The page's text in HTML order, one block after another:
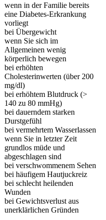
wenn in der Familie bereits
eine Diabetes-Erkrankung
vorliegt
bei Übergewicht
wenn Sie sich im
Allgemeinen wenig
körperlich bewegen
bei erhöhten
Cholesterinwerten (über 200
mg/dl)
bei erhöhtem Blutdruck (>
140 zu 80 mmHg)
bei dauerndem starken
Durstgefühl
bei vermehrtem Wasserlassen
wenn Sie in letzter Zeit
grundlos müde und
abgeschlagen sind
bei verschwommenem Sehen
bei häufigem Hautjuckreiz
bei schlecht heilenden
Wunden
bei Gewichtsverlust aus
unerklärlichen Gründen